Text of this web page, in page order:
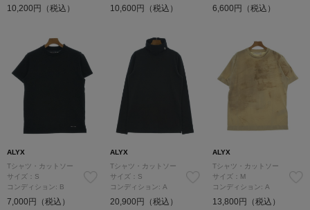
10,200円（税込） 10,600円（税込） 6,600円（税込）
ALYX
Tシャツ・カットソー
サイズ：S
コンディション: B
7,000円（税込）
ALYX
Tシャツ・カットソー
サイズ：S
コンディション: A
20,900円（税込）
ALYX
Tシャツ・カットソー
サイズ：M
コンディション: A
13,800円（税込）